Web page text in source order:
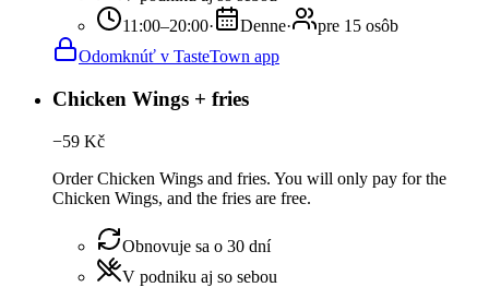
11:00–20:00· Denne·
pre 15 osôb
Odomknúť v TasteTown app
Chicken Wings + fries
−59 Kč
Order Chicken Wings and fries. You will only pay for the
Chicken Wings, and the fries are free.
Obnovuje sa o 30 dní
V podniku aj so sebou